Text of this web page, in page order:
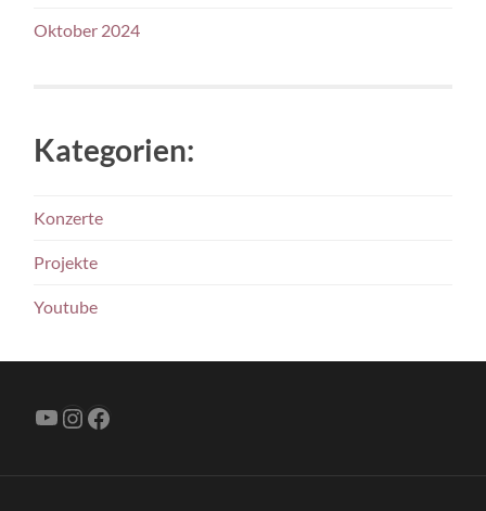
Oktober 2024
Kategorien:
Konzerte
Projekte
Youtube
YouTube
Instagram
Facebook